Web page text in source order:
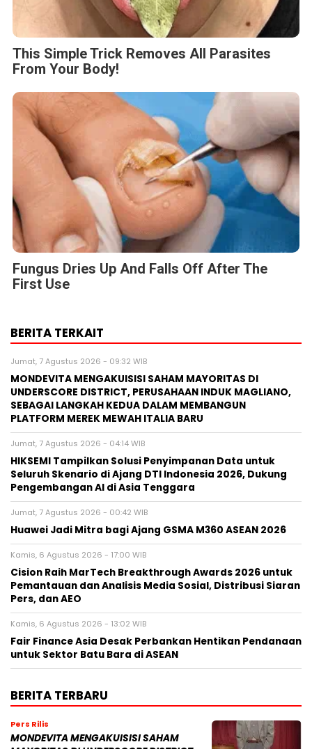
This Simple Trick Removes All Parasites
From Your Body!
Fungus Dries Up And Falls Off After The
First Use
BERITA TERKAIT
Jumat, 7 Agustus 2026 - 09:32 WIB
MONDEVITA MENGAKUISISI SAHAM MAYORITAS DI
UNDERSCORE DISTRICT, PERUSAHAAN INDUK MAGLIANO,
SEBAGAI LANGKAH KEDUA DALAM MEMBANGUN
PLATFORM MEREK MEWAH ITALIA BARU
Jumat, 7 Agustus 2026 - 04:14 WIB
HIKSEMI Tampilkan Solusi Penyimpanan Data untuk
Seluruh Skenario di Ajang DTI Indonesia 2026, Dukung
Pengembangan AI di Asia Tenggara
Jumat, 7 Agustus 2026 - 00:42 WIB
Huawei Jadi Mitra bagi Ajang GSMA M360 ASEAN 2026
Kamis, 6 Agustus 2026 - 17:00 WIB
Cision Raih MarTech Breakthrough Awards 2026 untuk
Pemantauan dan Analisis Media Sosial, Distribusi Siaran
Pers, dan AEO
Kamis, 6 Agustus 2026 - 13:02 WIB
Fair Finance Asia Desak Perbankan Hentikan Pendanaan
untuk Sektor Batu Bara di ASEAN
BERITA TERBARU
Pers Rilis
MONDEVITA MENGAKUISISI SAHAM